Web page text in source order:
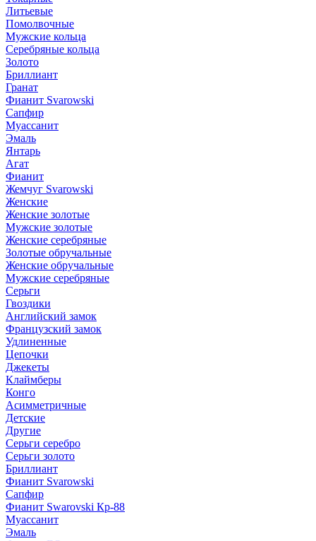
Литьевые
Помолвочные
Мужские кольца
Серебряные кольца
Золото
Бриллиант
Гранат
Фианит Svarowski
Сапфир
Муассанит
Эмаль
Янтарь
Агат
Фианит
Жемчуг Svarowski
Женские
Женские золотые
Мужские золотые
Женские серебряные
Золотые обручальные
Женские обручальные
Мужские серебряные
Серьги
Гвоздики
Английский замок
Французский замок
Удлиненные
Цепочки
Джекеты
Клаймберы
Конго
Асимметричные
Детские
Другие
Серьги серебро
Серьги золото
Бриллиант
Фианит Svarowski
Сапфир
Фианит Swarovski Кр-88
Муассанит
Эмаль